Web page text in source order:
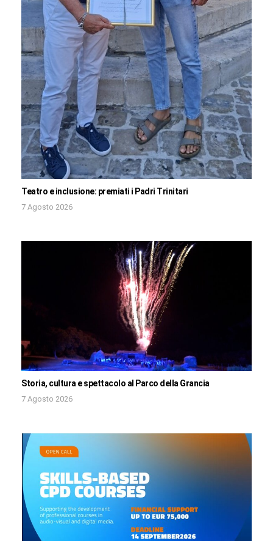
Teatro e inclusione: premiati i Padri Trinitari
7 Agosto 2026
Storia, cultura e spettacolo al Parco della Grancia
7 Agosto 2026